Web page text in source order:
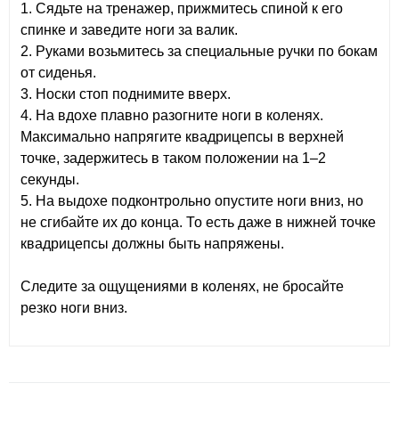
1. Сядьте на тренажер, прижмитесь спиной к его
спинке и заведите ноги за валик.
2. Руками возьмитесь за специальные ручки по бокам
от сиденья.
3. Носки стоп поднимите вверх.
4. На вдохе плавно разогните ноги в коленях.
Максимально напрягите квадрицепсы в верхней
точке, задержитесь в таком положении на 1–2
секунды.
5. На выдохе подконтрольно опустите ноги вниз, но
не сгибайте их до конца. То есть даже в нижней точке
квадрицепсы должны быть напряжены.
Следите за ощущениями в коленях, не бросайте
резко ноги вниз.